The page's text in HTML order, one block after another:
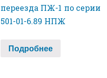
переезда ПЖ-1 по серии
501-01-6.89 НПЖ
Подробнее